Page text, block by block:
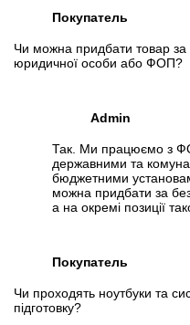
Покупатель
Чи можна придбати товар за
юридичної особи або ФОП?
Admin
Так. Ми працюємо з
державними та
бюджетними
можна придбати за
а на окремі позиції
Покупатель
Чи проходять ноутбуки та
підготовку?